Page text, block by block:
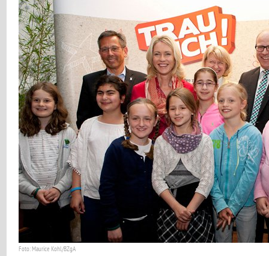
Foto: Maurice Kohl/BZgA